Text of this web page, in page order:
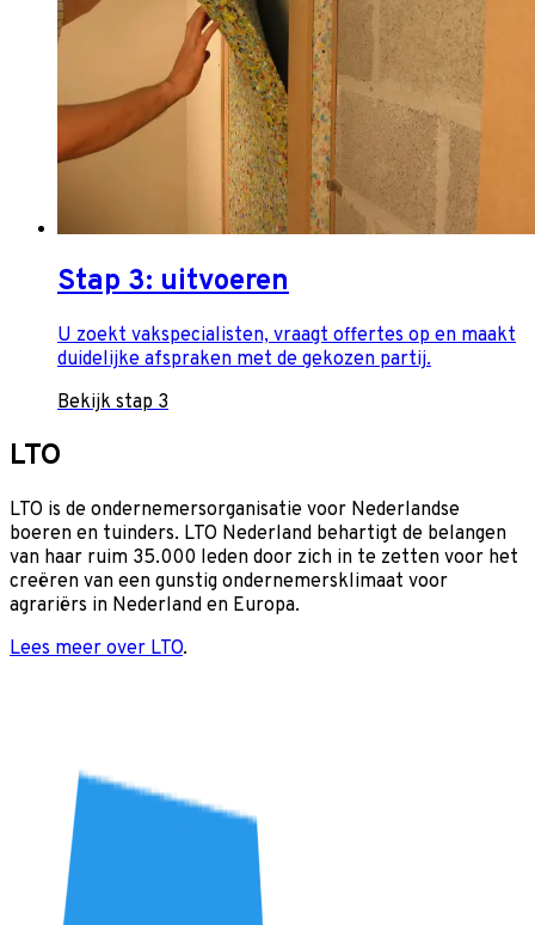
Stap 3: uitvoeren
U zoekt vakspecialisten, vraagt offertes op en maakt
duidelijke afspraken met de gekozen partij.
Bekijk stap 3
LTO
LTO is de ondernemersorganisatie voor Nederlandse
boeren en tuinders. LTO Nederland behartigt de belangen
van haar ruim 35.000 leden door zich in te zetten voor het
creëren van een gunstig ondernemersklimaat voor
agrariërs in Nederland en Europa.
Lees meer over LTO.